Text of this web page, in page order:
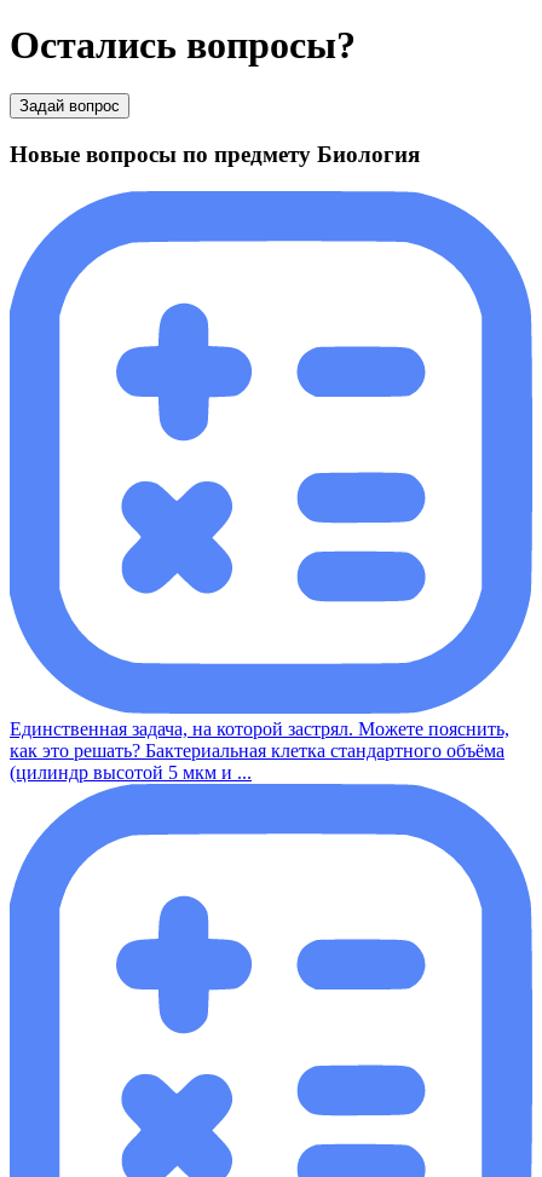
Остались вопросы?
Задай вопрос
Новые вопросы по предмету Биология
Единственная задача, на которой застрял. Можете пояснить,
как это решать? Бактериальная клетка стандартного объёма
(цилиндр высотой 5 мкм и ...